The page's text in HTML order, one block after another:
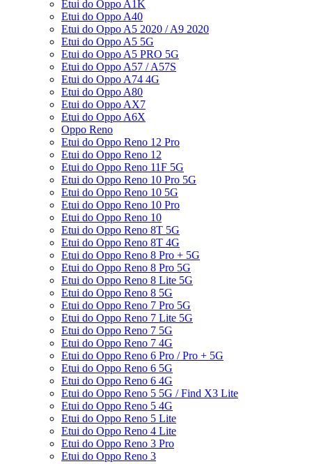
Etui do Oppo A1K
Etui do Oppo A40
Etui do Oppo A5 2020 / A9 2020
Etui do Oppo A5 5G
Etui do Oppo A5 PRO 5G
Etui do Oppo A57 / A57S
Etui do Oppo A74 4G
Etui do Oppo A80
Etui do Oppo AX7
Etui do Oppo A6X
Oppo Reno
Etui do Oppo Reno 12 Pro
Etui do Oppo Reno 12
Etui do Oppo Reno 11F 5G
Etui do Oppo Reno 10 Pro 5G
Etui do Oppo Reno 10 5G
Etui do Oppo Reno 10 Pro
Etui do Oppo Reno 10
Etui do Oppo Reno 8T 5G
Etui do Oppo Reno 8T 4G
Etui do Oppo Reno 8 Pro + 5G
Etui do Oppo Reno 8 Pro 5G
Etui do Oppo Reno 8 Lite 5G
Etui do Oppo Reno 8 5G
Etui do Oppo Reno 7 Pro 5G
Etui do Oppo Reno 7 Lite 5G
Etui do Oppo Reno 7 5G
Etui do Oppo Reno 7 4G
Etui do Oppo Reno 6 Pro / Pro + 5G
Etui do Oppo Reno 6 5G
Etui do Oppo Reno 6 4G
Etui do Oppo Reno 5 5G / Find X3 Lite
Etui do Oppo Reno 5 4G
Etui do Oppo Reno 5 Lite
Etui do Oppo Reno 4 Lite
Etui do Oppo Reno 3 Pro
Etui do Oppo Reno 3